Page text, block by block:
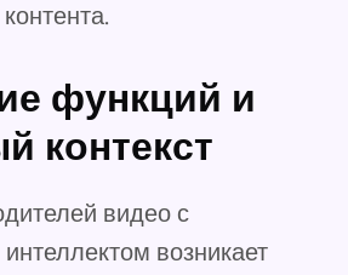
функций и
контекст
видео с
возникает